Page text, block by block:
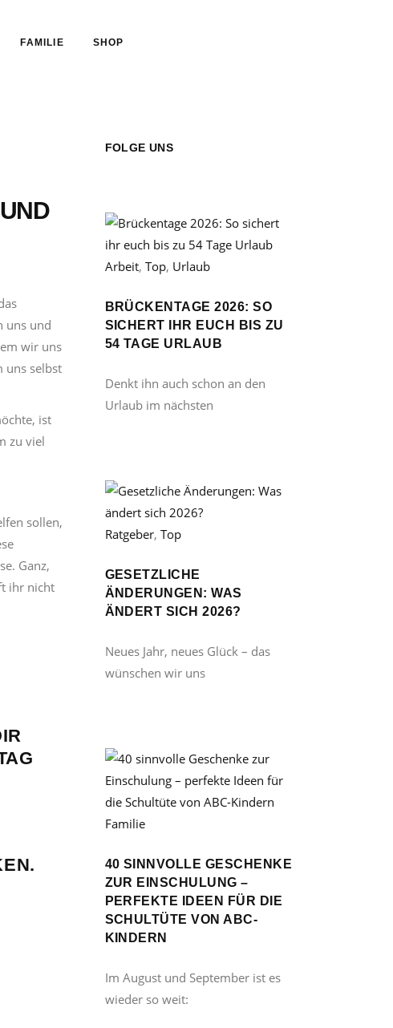
FAMILIE SHOP
uns und
wir uns
uns selbst
ist
zu viel
sollen,
Ganz,
ihr nicht
L
FOLGE UNS
Arbeit, Top, Urlaub
BRÜCKENTAGE 2026: SO
SICHERT IHR EUCH BIS ZU
54 TAGE URLAUB
Denkt ihn auch schon an den
Urlaub im nächsten
Ratgeber, Top
GESETZLICHE
ÄNDERUNGEN: WAS
ÄNDERT SICH 2026?
Neues Jahr, neues Glück – das
wünschen wir uns
Familie
40 SINNVOLLE GESCHENKE
ZUR EINSCHULUNG –
PERFEKTE IDEEN FÜR DIE
SCHULTÜTE VON ABC-
KINDERN
Im August und September ist es
wieder so weit: